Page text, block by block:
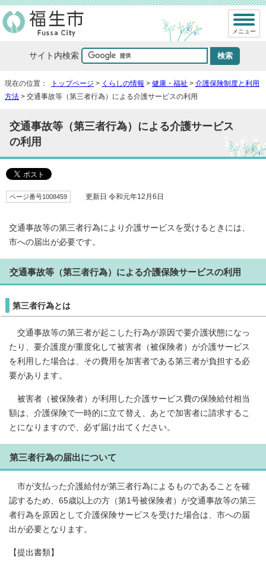
サイト内検索
メニュー
現在の位置： トップページ > くらしの情報 > 健康・福祉 > 介護保険制度と利用
方法 > 交通事故等（第三者行為）による介護サービスの利用
交通事故等（第三者行為）による介護サービス
の利用
ページ番号1008459 更新日 令和元年12月6日
交通事故等の第三者行為により介護サービスを受けるときには、
市への届出が必要です。
交通事故等（第三者行為）による介護保険サービスの利用
第三者行為とは
交通事故等の第三者が起こした行為が原因で要介護状態になっ
たり、要介護度が重度化して被害者（被保険者）が介護サービス
を利用した場合は、その費用を加害者である第三者が負担する必
要があります。
被害者（被保険者）が利用した介護サービス費の保険給付相当
額は、介護保険で一時的に立て替え、あとで加害者に請求するこ
とになりますので、必ず届け出てください。
第三者行為の届出について
市が支払った介護給付が第三者行為によるものであることを確
認するため、65歳以上の方（第1号被保険者）が交通事故等の第三
者行為を原因として介護保険サービスを受けた場合は、市への届
出が必要となります。
【提出書類】